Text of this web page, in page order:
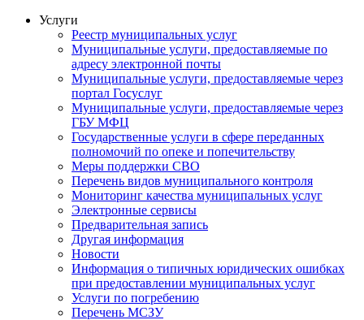
Услуги
Реестр муниципальных услуг
Муниципальные услуги, предоставляемые по
адресу электронной почты
Муниципальные услуги, предоставляемые через
портал Госуслуг
Муниципальные услуги, предоставляемые через
ГБУ МФЦ
Государственные услуги в сфере переданных
полномочий по опеке и попечительству
Меры поддержки СВО
Перечень видов муниципального контроля
Мониторинг качества муниципальных услуг
Электронные сервисы
Предварительная запись
Другая информация
Новости
Информация о типичных юридических ошибках
при предоставлении муниципальных услуг
Услуги по погребению
Перечень МСЗУ